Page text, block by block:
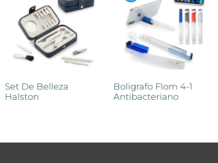
Set De Belleza
Halston
Boligrafo Flom 4-1
Antibacteriano